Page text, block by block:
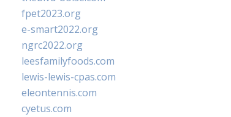
fpet2023.org
e-smart2022.org
ngrc2022.org
leesfamilyfoods.com
lewis-lewis-cpas.com
eleontennis.com
cyetus.com